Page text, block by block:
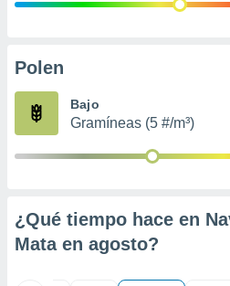
publicidad
de
Polen
Bajo
Gramíneas (5 #/m³)
¿Qué tiempo hace en
Mata en agosto?